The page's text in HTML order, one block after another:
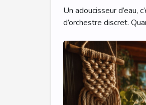
Le Mans
Un adoucisseur d’eau,
d’orchestre discret.